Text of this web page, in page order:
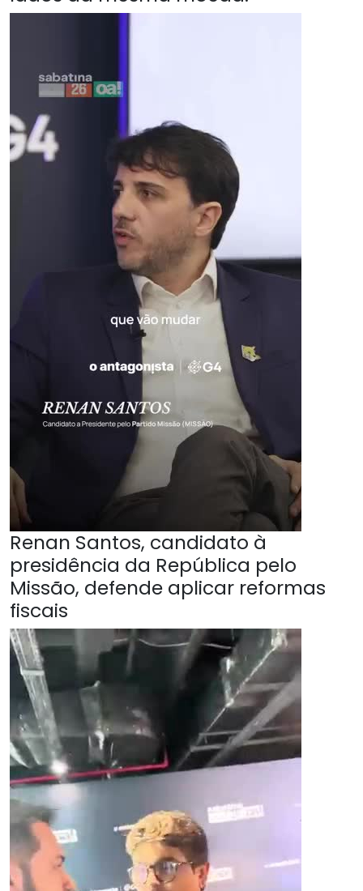
Renan Santos, candidato à
presidência da República pelo
Missão, defende aplicar reformas
fiscais